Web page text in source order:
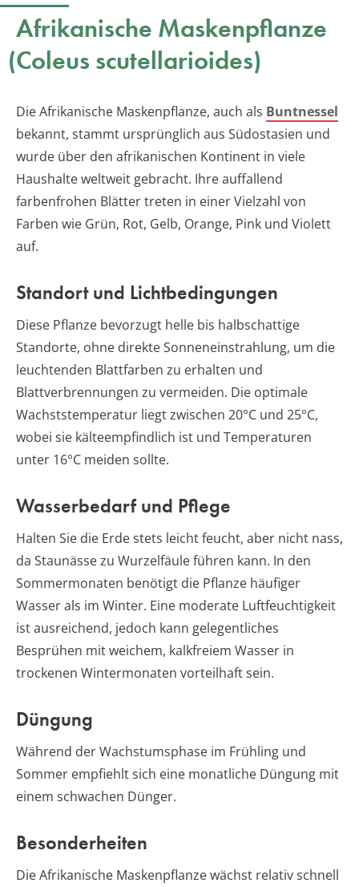
Afrikanische Maskenpflanze
(Coleus scutellarioides)
Die Afrikanische Maskenpflanze, auch als Buntnessel
bekannt, stammt ursprünglich aus Südostasien und
wurde über den afrikanischen Kontinent in viele
Haushalte weltweit gebracht. Ihre auffallend
farbenfrohen Blätter treten in einer Vielzahl von
Farben wie Grün, Rot, Gelb, Orange, Pink und Violett
auf.
Standort und Lichtbedingungen
Diese Pflanze bevorzugt helle bis halbschattige
Standorte, ohne direkte Sonneneinstrahlung, um die
leuchtenden Blattfarben zu erhalten und
Blattverbrennungen zu vermeiden. Die optimale
Wachststemperatur liegt zwischen 20°C und 25°C,
wobei sie kälteempfindlich ist und Temperaturen
unter 16°C meiden sollte.
Wasserbedarf und Pflege
Halten Sie die Erde stets leicht feucht, aber nicht nass,
da Staunässe zu Wurzelfäule führen kann. In den
Sommermonaten benötigt die Pflanze häufiger
Wasser als im Winter. Eine moderate Luftfeuchtigkeit
ist ausreichend, jedoch kann gelegentliches
Besprühen mit weichem, kalkfreiem Wasser in
trockenen Wintermonaten vorteilhaft sein.
Düngung
Während der Wachstumsphase im Frühling und
Sommer empfiehlt sich eine monatliche Düngung mit
einem schwachen Dünger.
Besonderheiten
Die Afrikanische Maskenpflanze wächst relativ schnell